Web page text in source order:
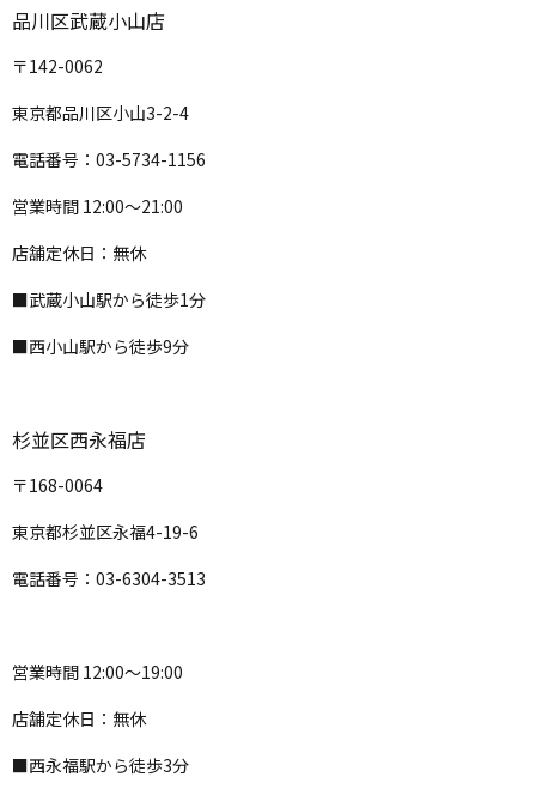
品川区武蔵小山店
〒142-0062
東京都品川区小山3-2-4
電話番号：03-5734-1156
営業時間 12:00〜21:00
店舗定休日：無休
■武蔵小山駅から徒歩1分
■西小山駅から徒歩9分
杉並区西永福店
〒168-0064
東京都杉並区永福4-19-6
電話番号：03-6304-3513
営業時間 12:00〜19:00
店舗定休日：無休
■西永福駅から徒歩3分